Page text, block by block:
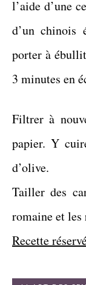
l’aide d’une
d’un chinois
porter à
3 minutes en
Filtrer à
papier. Y
d’olive.
Tailler des
romaine et les
Recette